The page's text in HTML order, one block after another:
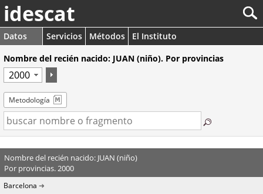
idescat
Datos Servicios Métodos
El Instituto
Nombre del recién nacido: JUAN (niño). Por provincias
Metodología
Nombre del recién nacido: JUAN (niño)
Por provincias. 2000
Barcelona